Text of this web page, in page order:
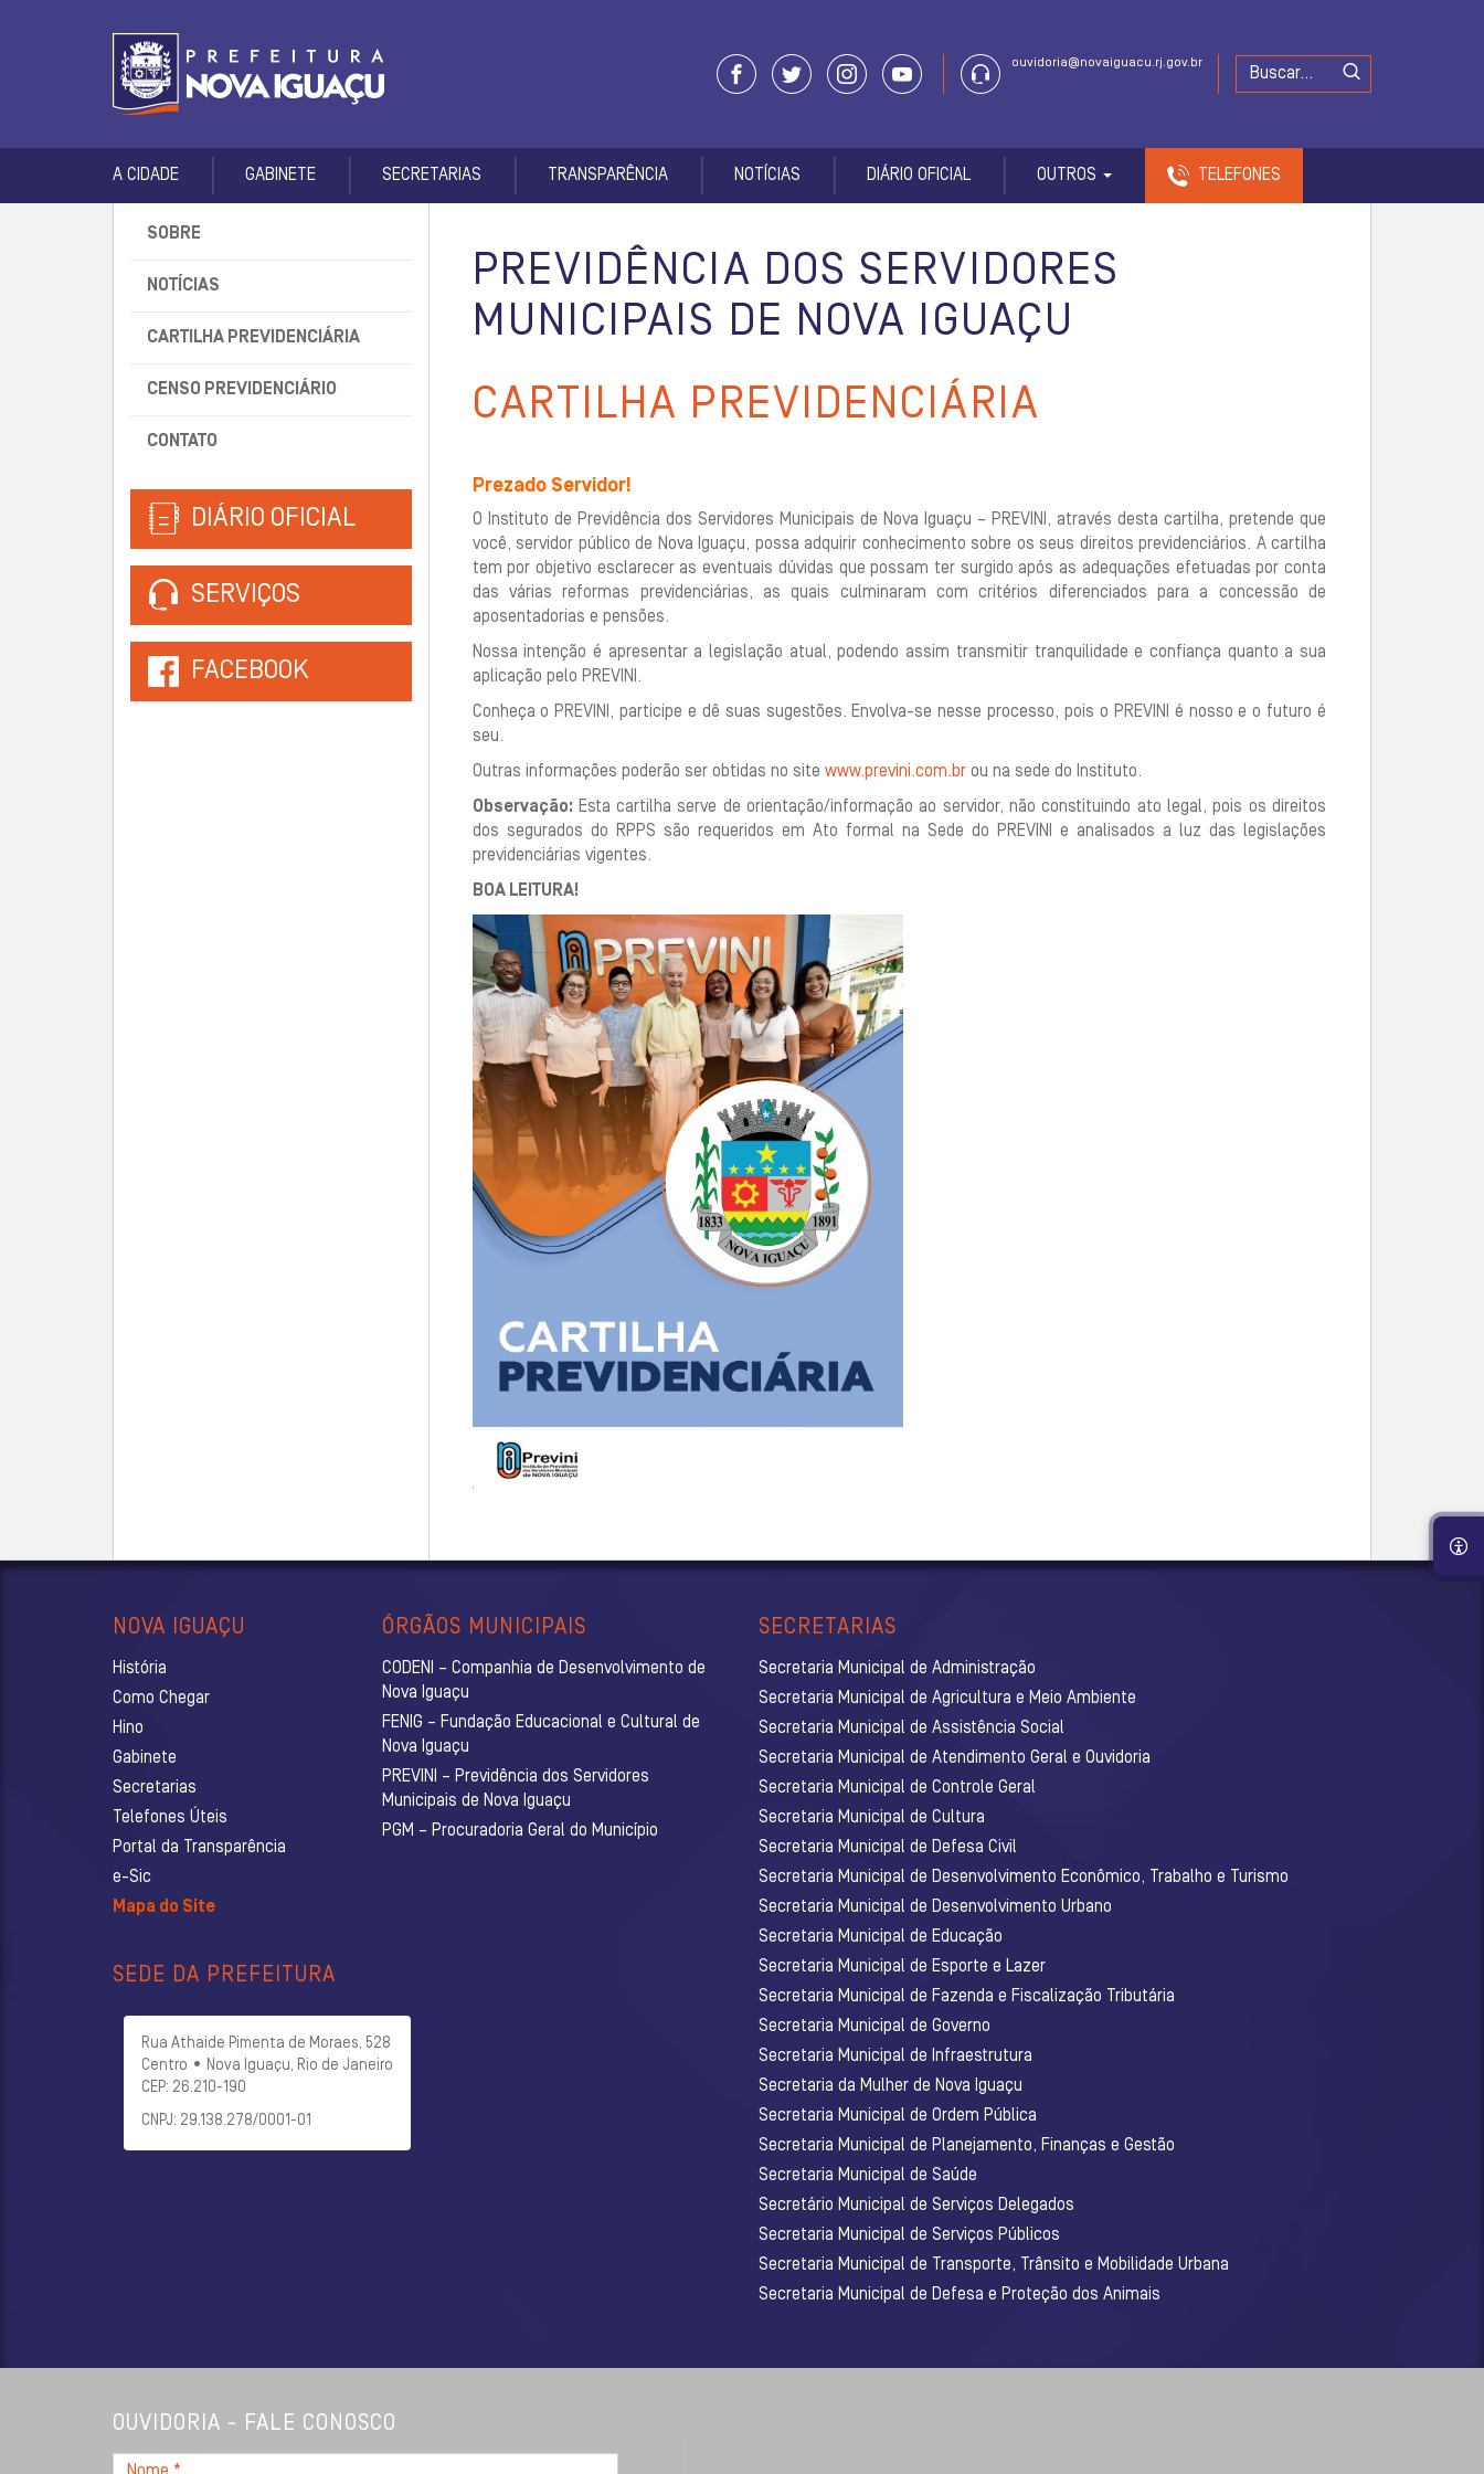
ouvidoria@novaiguacu.rj.gov.br
A CIDADE GABINETE SECRETARIAS TRANSPARÊNCIA NOTÍCIAS DIÁRIO OFICIAL OUTROS TELEFONES
SOBRE
NOTÍCIAS
CARTILHA PREVIDENCIÁRIA
CENSO PREVIDENCIÁRIO
CONTATO
DIÁRIO OFICIAL
SERVIÇOS
FACEBOOK
PREVIDÊNCIA DOS SERVIDORES
MUNICIPAIS DE NOVA IGUAÇU
CARTILHA PREVIDENCIÁRIA
Prezado Servidor!
O Instituto de Previdência dos Servidores Municipais de Nova Iguaçu – PREVINI, através desta cartilha, pretende que
você, servidor público de Nova Iguaçu, possa adquirir conhecimento sobre os seus direitos previdenciários. A cartilha
tem por objetivo esclarecer as eventuais dúvidas que possam ter surgido após as adequações efetuadas por conta
das várias reformas previdenciárias, as quais culminaram com critérios diferenciados para a concessão de
aposentadorias e pensões.
Nossa intenção é apresentar a legislação atual, podendo assim transmitir tranquilidade e confiança quanto a sua
aplicação pelo PREVINI.
Conheça o PREVINI, participe e dê suas sugestões. Envolva-se nesse processo, pois o PREVINI é nosso e o futuro é
seu.
Outras informações poderão ser obtidas no site www.previni.com.brou na sede do Instituto.
Observação: Esta cartilha serve de orientação/informação ao servidor, não constituindo ato legal, pois os direitos
dos segurados do RPPS são requeridos em Ato formal na Sede do PREVINI e analisados a luz das legislações
previdenciárias vigentes.
BOA LEITURA!
NOVA IGUAÇU
História
Como Chegar
Hino
Gabinete
Secretarias
Telefones Úteis
Portal da Transparência
e-Sic
Mapa do Site
ÓRGÃOS MUNICIPAIS
CODENI – Companhia de Desenvolvimento de
Nova Iguaçu
FENIG – Fundação Educacional e Cultural de
Nova Iguaçu
PREVINI – Previdência dos Servidores
Municipais de Nova Iguaçu
PGM – Procuradoria Geral do Município
SEDE DA PREFEITURA
Rua Athaide Pimenta de Moraes, 528
Centro • Nova Iguaçu, Rio de Janeiro
CEP: 26.210-190
CNPJ: 29.138.278/0001-01
SECRETARIAS
Secretaria Municipal de Administração
Secretaria Municipal de Agricultura e Meio Ambiente
Secretaria Municipal de Assistência Social
Secretaria Municipal de Atendimento Geral e Ouvidoria
Secretaria Municipal de Controle Geral
Secretaria Municipal de Cultura
Secretaria Municipal de Defesa Civil
Secretaria Municipal de Desenvolvimento Econômico, Trabalho e Turismo
Secretaria Municipal de Desenvolvimento Urbano
Secretaria Municipal de Educação
Secretaria Municipal de Esporte e Lazer
Secretaria Municipal de Fazenda e Fiscalização Tributária
Secretaria Municipal de Governo
Secretaria Municipal de Infraestrutura
Secretaria da Mulher de Nova Iguaçu
Secretaria Municipal de Ordem Pública
Secretaria Municipal de Planejamento, Finanças e Gestão
Secretaria Municipal de Saúde
Secretário Municipal de Serviços Delegados
Secretaria Municipal de Serviços Públicos
Secretaria Municipal de Transporte, Trânsito e Mobilidade Urbana
Secretaria Municipal de Defesa e Proteção dos Animais
OUVIDORIA - FALE CONOSCO
Nome